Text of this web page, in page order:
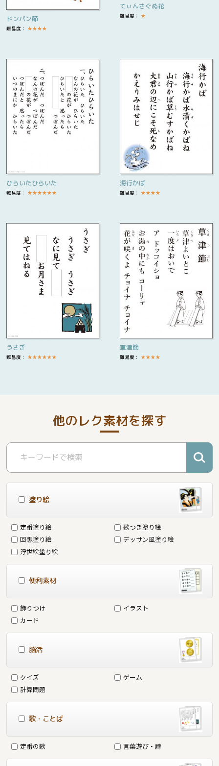
ドンパン節
難易度： ★★★★
てぃんさぐぬ花
難易度： ★
ひらいたひらいた
難易度： ★★★★★★
海行かば
難易度： ★★★★
うさぎ
難易度： ★★★★★★
草津節
難易度： ★★★★
他のレク素材を探す
塗り絵
定番塗り絵
歌つき塗り絵
回想塗り絵
デッサン風塗り絵
浮世絵塗り絵
便利素材
飾りつけ
イラスト
カード
脳活
クイズ
ゲーム
計算問題
歌・ことば
定番の歌 言葉遊び・詩